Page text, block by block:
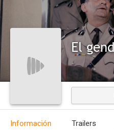
Información Trailers